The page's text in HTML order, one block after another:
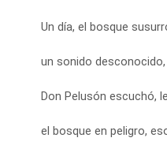
Un día, el bosque
un sonido
Don Pelusón escuchó,
el bosque en peligro,